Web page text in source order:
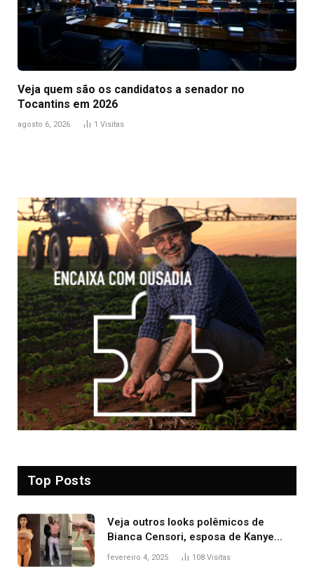
Veja quem são os candidatos a senador no
Tocantins em 2026
agosto 6, 2026 1 Visitas
Top Posts
Veja outros looks polêmicos de
Bianca Censori, esposa de Kanye
West que apareceu nua no Grammy
fevereiro 4, 2025 108 Visitas